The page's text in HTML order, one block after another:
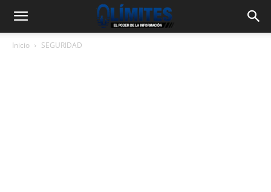
Inicio SEGURIDAD